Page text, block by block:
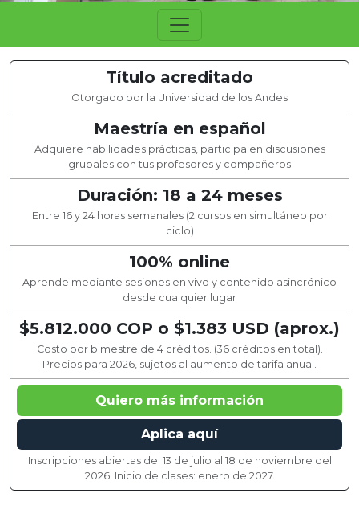
Título acreditado
Otorgado por la Universidad de los Andes
Maestría en español
Adquiere habilidades prácticas, participa en discusiones
grupales con tus profesores y compañeros
Duración: 18 a 24 meses
Entre 16 y 24 horas semanales (2 cursos en simultáneo por
ciclo)
100% online
Aprende mediante sesiones en vivo y contenido asincrónico
desde cualquier lugar
$5.812.000 COP o $1.383 USD (aprox.)
Costo por bimestre de 4 créditos. (36 créditos en total).
Precios para 2026, sujetos al aumento de tarifa anual.
Quiero más información
Aplica aquí
Inscripciones abiertas del 13 de julio al 18 de noviembre del
2026. Inicio de clases: enero de 2027.